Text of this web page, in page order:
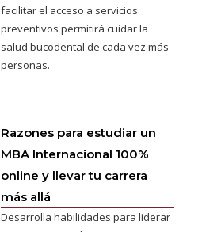
facilitar el acceso a servicios
preventivos permitirá cuidar la
salud bucodental de cada vez más
personas.
Razones para estudiar un
MBA Internacional 100%
online y llevar tu carrera
más allá
Desarrolla habilidades para liderar